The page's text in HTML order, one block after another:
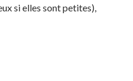
si elles sont petites),